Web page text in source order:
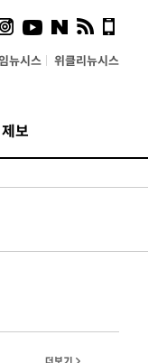
뉴시스 위클리뉴시스
제보
토부·LH에 충실히
것"